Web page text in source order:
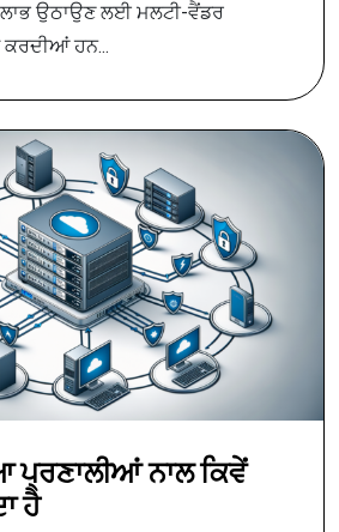
ਉਠਾਉਣ ਲਈ ਮਲਟੀ-ਵੈਂਡਰ
ਕਰਦੀਆਂ ਹਨ...
ਪ੍ਰਣਾਲੀਆਂ ਨਾਲ ਕਿਵੇਂ
ਹੈ